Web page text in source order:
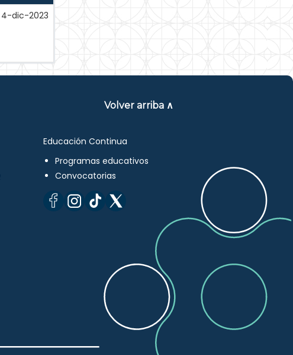
4-dic-2023
Volver arriba ∧
Educación Continua
Programas educativos
Convocatorias